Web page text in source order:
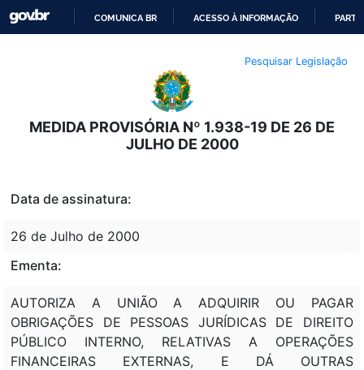
O
CONTEÚDO
COMUNICA BR ACESSO À INFORMAÇÃO
Pesquisar Legislação
MEDIDA PROVISÓRIA Nº 1.938-19 DE 26 DE
JULHO DE 2000
Data de assinatura:
26 de Julho de 2000
Ementa:
AUTORIZA A UNIÃO A ADQUIRIR OU PAGAR
OBRIGAÇÕES DE PESSOAS JURÍDICAS DE DIREITO
PÚBLICO INTERNO, RELATIVAS A OPERAÇÕES
FINANCEIRAS EXTERNAS, E DÁ OUTRAS